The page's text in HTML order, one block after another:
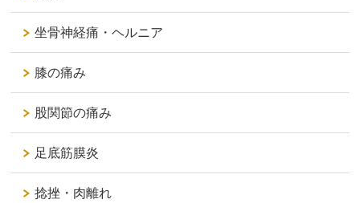
坐骨神経痛・ヘルニア
膝の痛み
股関節の痛み
足底筋膜炎
捻挫・肉離れ